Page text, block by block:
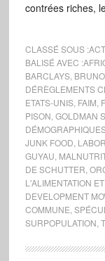
contrées riches,
CLASSÉ SOUS :
BALISÉ AVEC :
BARCLAYS,
DÉRÈGLEMENTS
ETATS-UNIS, FAIM
PISON GOLDMAN
JUNK FOOD
GUYAU
DE SCHUTTER
L'ALIMENTATION
DEVELOPMENT
COMMUNE
SURPOPULATION